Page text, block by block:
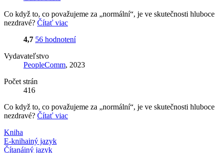
Co když to, co považujeme za „normální“, je ve skutečnosti hluboce
nezdravé? Čítať viac
4,7 56 hodnotení
Vydavateľstvo
PeopleComm, 2023
Počet strán
416
Co když to, co považujeme za „normální“, je ve skutečnosti hluboce
nezdravé? Čítať viac
Kniha
E-knihainý jazyk
Čítanáiný jazyk